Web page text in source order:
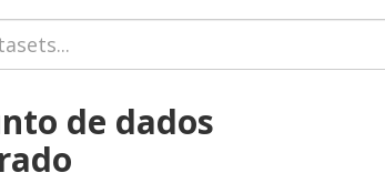
de dados